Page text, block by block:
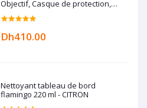
Objectif, Casque de protection,
unisex, Karting
Dh410.00
Nettoyant tableau de bord
flamingo 220 ml - CITRON